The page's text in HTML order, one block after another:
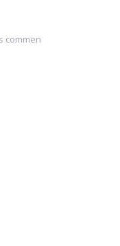
commen